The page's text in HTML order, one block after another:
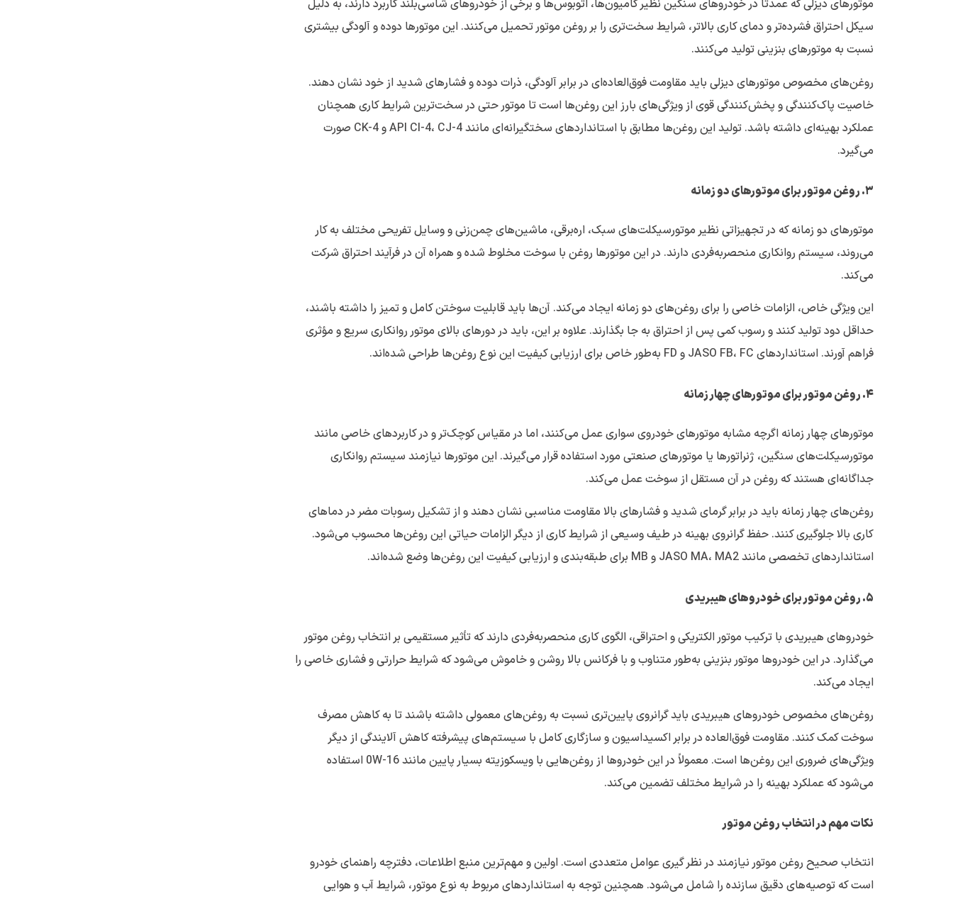
موتورهای دیزلی که عمدتاً در خودروهای سنگین نظیر کامیون‌ها، اتوبوس‌ها و برخی از خودروهای شاسی‌بلند کاربرد دارند، به دلیل
سیکل احتراق فشرده‌تر و دمای کاری بالاتر، شرایط سخت‌تری را بر روغن موتور تحمیل می‌کنند. این موتورها دوده و آلودگی بیشتری
نسبت به موتورهای بنزینی تولید می‌کنند.
روغن‌های مخصوص موتورهای دیزلی باید مقاومت فوق‌العاده‌ای در برابر آلودگی، ذرات دوده و فشارهای شدید از خود نشان دهند.
خاصیت پاک‌کنندگی و پخش‌کنندگی قوی از ویژگی‌های بارز این روغن‌ها است تا موتور حتی در سخت‌ترین شرایط کاری همچنان
عملکرد بهینه‌ای داشته باشد. تولید این روغن‌ها مطابق با استانداردهای سختگیرانه‌ای مانند API CI-4، CJ-4 و CK-4 صورت
می‌گیرد.
۳.روغن موتور برای موتورهای دو زمانه
موتورهای دو زمانه که در تجهیزاتی نظیر موتورسیکلت‌های سبک، اره‌برقی، ماشین‌های چمن‌زنی و وسایل تفریحی مختلف به کار
می‌روند، سیستم روانکاری منحصربه‌فردی دارند. در این موتورها روغن با سوخت مخلوط شده و همراه آن در فرآیند احتراق شرکت
می‌کند.
این ویژگی خاص، الزامات خاصی را برای روغن‌های دو زمانه ایجاد می‌کند. آن‌ها باید قابلیت سوختن کامل و تمیز را داشته باشند،
حداقل دود تولید کنند و رسوب کمی پس از احتراق به جا بگذارند. علاوه بر این، باید در دورهای بالای موتور روانکاری سریع و مؤثری
فراهم آورند. استانداردهای JASO FB، FC و FD به‌طور خاص برای ارزیابی کیفیت این نوع روغن‌ها طراحی شده‌اند.
۴.روغن موتور برای موتورهای چهار زمانه
موتورهای چهار زمانه اگرچه مشابه موتورهای خودروی سواری عمل می‌کنند، اما در مقیاس کوچک‌تر و در کاربردهای خاصی مانند
موتورسیکلت‌های سنگین، ژنراتورها یا موتورهای صنعتی مورد استفاده قرار می‌گیرند. این موتورها نیازمند سیستم روانکاری
جداگانه‌ای هستند که روغن در آن مستقل از سوخت عمل می‌کند.
روغن‌های چهار زمانه باید در برابر گرمای شدید و فشارهای بالا مقاومت مناسبی نشان دهند و از تشکیل رسوبات مضر در دماهای
کاری بالا جلوگیری کنند. حفظ گرانروی بهینه در طیف وسیعی از شرایط کاری از دیگر الزامات حیاتی این روغن‌ها محسوب می‌شود.
استانداردهای تخصصی مانند JASO MA، MA2 و MB برای طبقه‌بندی و ارزیابی کیفیت این روغن‌ها وضع شده‌اند.
۵.روغن موتور برای خودروهای هیبریدی
خودروهای هیبریدی با ترکیب موتور الکتریکی و احتراقی، الگوی کاری منحصربه‌فردی دارند که تأثیر مستقیمی بر انتخاب روغن موتور
می‌گذارد. در این خودروها موتور بنزینی به‌طور متناوب و با فرکانس بالا روشن و خاموش می‌شود که شرایط حرارتی و فشاری خاصی را
ایجاد می‌کند.
روغن‌های مخصوص خودروهای هیبریدی باید گرانروی پایین‌تری نسبت به روغن‌های معمولی داشته باشند تا به کاهش مصرف
سوخت کمک کنند. مقاومت فوق‌العاده در برابر اکسیداسیون و سازگاری کامل با سیستم‌های پیشرفته کاهش آلایندگی از دیگر
ویژگی‌های ضروری این روغن‌ها است. معمولاً در این خودروها از روغن‌هایی با ویسکوزیته بسیار پایین مانند 0W-16 استفاده
می‌شود که عملکرد بهینه را در شرایط مختلف تضمین می‌کند.
نکات مهم در انتخاب روغن موتور
انتخاب صحیح روغن موتور نیازمند در نظر گیری عوامل متعددی است. اولین و مهم‌ترین منبع اطلاعات، دفترچه راهنمای خودرو
است که توصیه‌های دقیق سازنده را شامل می‌شود. همچنین توجه به استانداردهای مربوط به نوع موتور، شرایط آب و هوایی